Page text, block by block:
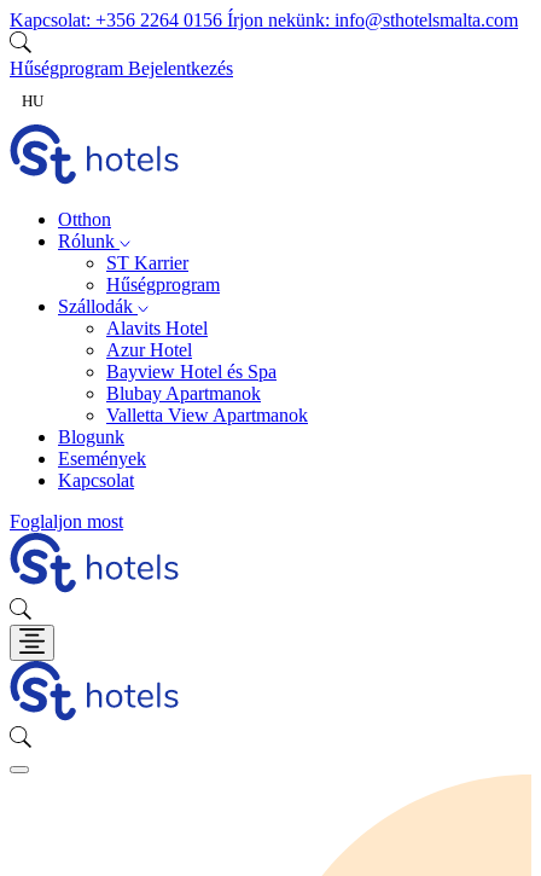
Ugrás a tartalomra
Kapcsolat: +356 2264 0156 Írjon nekünk: info@sthotelsmalta.com
Hűségprogram Bejelentkezés
HU
Otthon
Rólunk
ST Karrier
Hűségprogram
Szállodák
Alavits Hotel
Azur Hotel
Bayview Hotel és Spa
Blubay Apartmanok
Valletta View Apartmanok
Blogunk
Események
Kapcsolat
Foglaljon most